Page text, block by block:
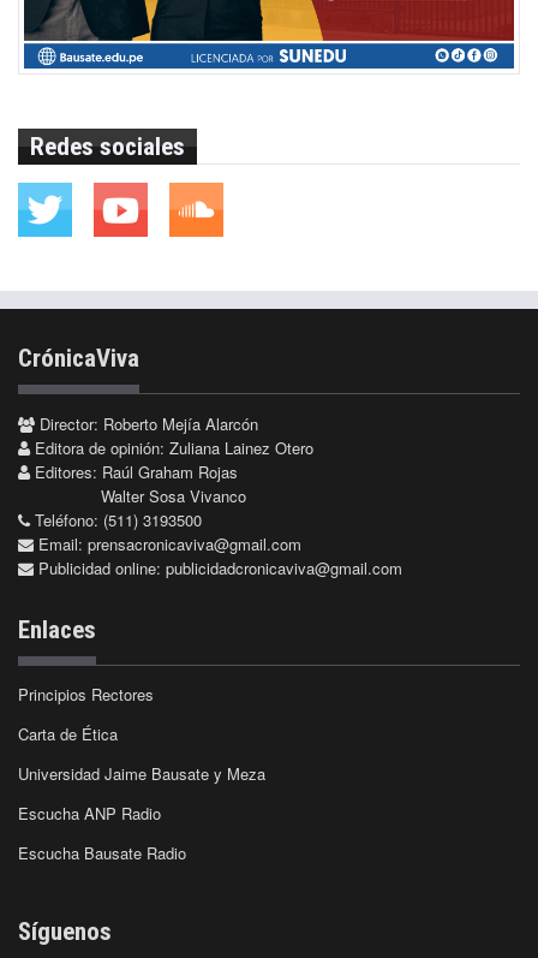
Redes sociales
CrónicaViva
Director: Roberto Mejía Alarcón
Editora de opinión: Zuliana Lainez Otero
Editores: Raúl Graham Rojas
Walter Sosa Vivanco
Teléfono: (511) 3193500
Email: prensacronicaviva@gmail.com
Publicidad online: publicidadcronicaviva@gmail.com
Enlaces
Principios Rectores
Carta de Ética
Universidad Jaime Bausate y Meza
Escucha ANP Radio
Escucha Bausate Radio
Síguenos